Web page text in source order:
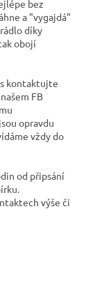
bez
a "vygajdá"
díky
obojí
kontaktujte
FB
opravdu
vždy do
od připsání
výše či